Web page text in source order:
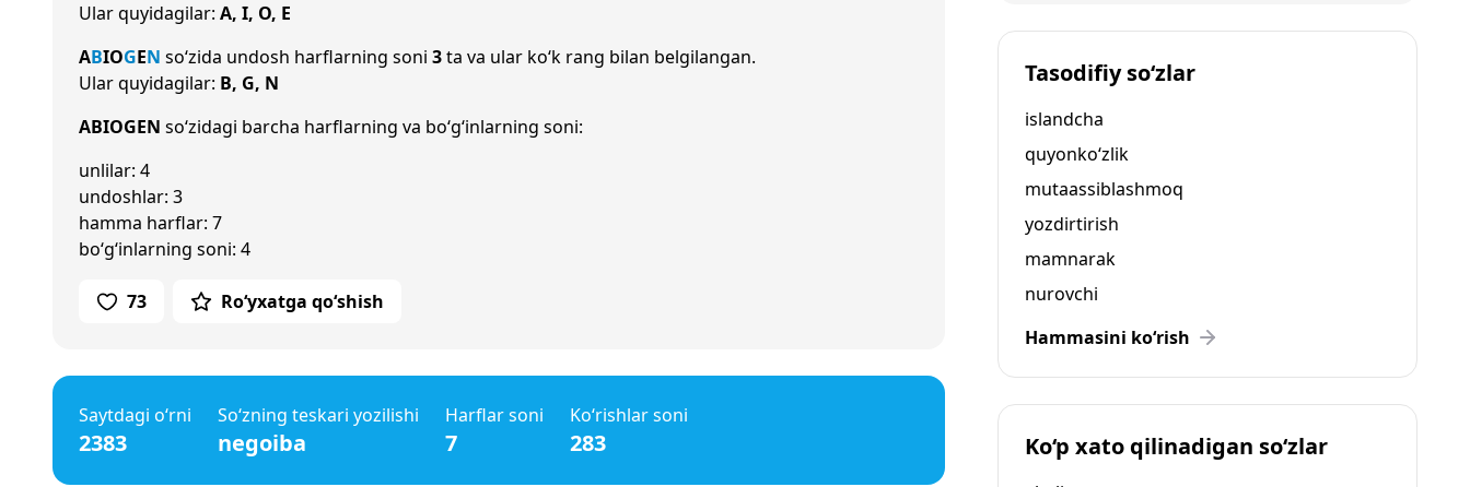
Ular quyidagilar: A, I, O, E
ABIOGEN so‘zida undosh harflarning soni 3ta va ular ko‘k rang bilan belgilangan.
Ular quyidagilar: B, G, N
ABIOGEN so‘zidagi barcha harflarning va bo‘g‘inlarning soni:
unlilar: 4
undoshlar: 3
hamma harflar: 7
bo‘g‘inlarning soni: 4
73 Ro‘yxatga qo‘shish
Saytdagi o‘rni
2383
So‘zning teskari yozilishi
negoiba
Harflar soni
7
Ko‘rishlar soni
283
Tasodifiy so‘zlar
islandcha
quyonko‘zlik
mutaassiblashmoq
yozdirtirish
mamnarak
nurovchi
Hammasini ko‘rish
Ko‘p xato qilinadigan so‘zlar